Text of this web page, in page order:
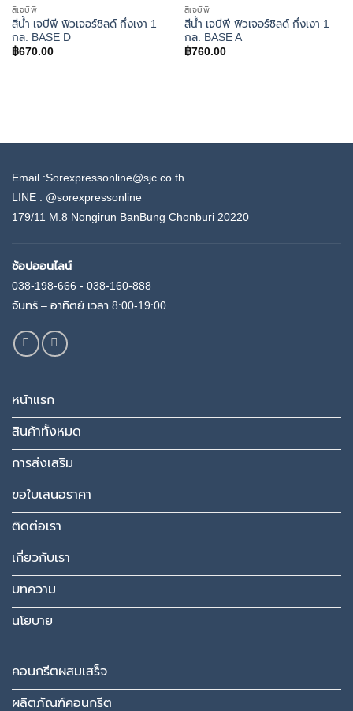
สีเจบีพี
สีน้ำ เจบีพี ฟิวเจอร์ชิลด์ กึ่งเงา 1
กล. BASE D
฿670.00
สีเจบีพี
สีน้ำ เจบีพี ฟิวเจอร์ชิลด์ กึ่งเงา 1
กล. BASE A
฿760.00
Email :Sorexpressonline@sjc.co.th
LINE : @sorexpressonline
179/11 M.8 Nongirun BanBung Chonburi 20220
ช้อปออนไลน์
038-198-666 - 038-160-888
จันทร์ – อาทิตย์ เวลา 8:00-19:00
หน้าแรก
สินค้าทั้งหมด
การส่งเสริม
ขอใบเสนอราคา
ติดต่อเรา
เกี่ยวกับเรา
บทความ
นโยบาย
คอนกรีตผสมเสร็จ
ผลิตภัณฑ์คอนกรีต